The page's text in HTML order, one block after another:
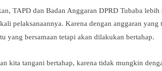
TAPD dan Badan Anggaran DPRD Tubaba
pelaksanaannya. Karena dengan anggaran
yang bersamaan tetapi akan dilakukan bertahap.
kita tangani bertahap, karena tidak mungkin